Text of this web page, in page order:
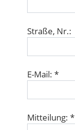
Straße, Nr.:
E-Mail: *
Mitteilung: *